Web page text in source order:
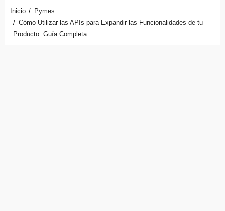
Inicio
Pymes
Cómo Utilizar las APIs para Expandir las Funcionalidades de tu
Producto: Guía Completa